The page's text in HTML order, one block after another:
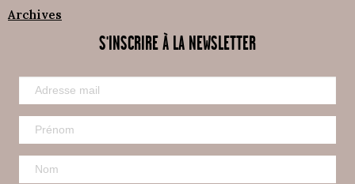
Archives
S'INSCRIRE À LA NEWSLETTER